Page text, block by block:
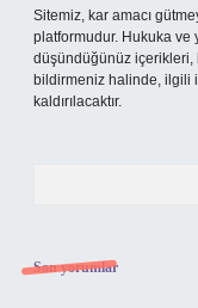
Sitemiz, kar amacı
platformudur. Hukuka ve
düşündüğünüz içerikleri,
bildirmeniz halinde, ilgili
kaldırılacaktır.
Son yorumlar